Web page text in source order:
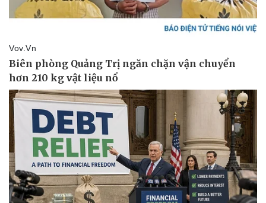
Thể thao
Bóng đá
Lịch thi đấu bóng đá
Ô tô - Xe máy
Ô tô
Xe máy